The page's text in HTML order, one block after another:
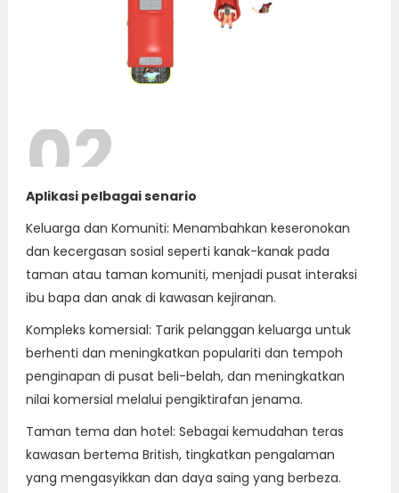
02
Aplikasi pelbagai senario
Keluarga dan Komuniti: Menambahkan keseronokan
dan kecergasan sosial seperti kanak-kanak pada
taman atau taman komuniti, menjadi pusat interaksi
ibu bapa dan anak di kawasan kejiranan.
Kompleks komersial: Tarik pelanggan keluarga untuk
berhenti dan meningkatkan populariti dan tempoh
penginapan di pusat beli-belah, dan meningkatkan
nilai komersial melalui pengiktirafan jenama.
Taman tema dan hotel: Sebagai kemudahan teras
kawasan bertema British, tingkatkan pengalaman
yang mengasyikkan dan daya saing yang berbeza.